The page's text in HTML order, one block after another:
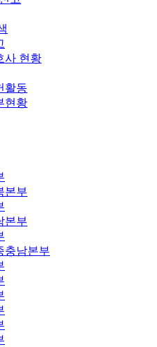
사 현황
활동
현황
본부
본부
충남본부